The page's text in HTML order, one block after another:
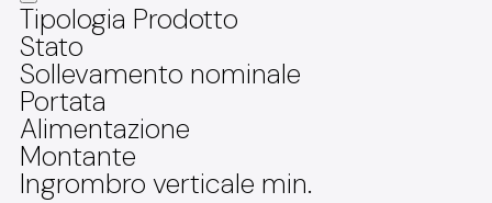
Tipologia Prodotto
Stato
Sollevamento nominale
Portata
Alimentazione
Montante
Ingrombro verticale min.